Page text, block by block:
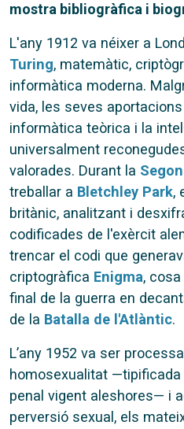
mostra bibliogràfica i
L'any 1912 va néixer a
Turing, matemàtic,
informàtica moderna.
vida, les seves
informàtica teòrica i la
universalment
valorades. Durant la
treballar a Bletchley Park,
britànic, analitzant i
codificades de l'exèrcit
trencar el codi que
criptogràfica Enigma,
final de la guerra en
de la Batalla de l'Atlàntic.
L’any 1952 va ser
homosexualitat
penal vigent aleshores— i
perversió sexual, els